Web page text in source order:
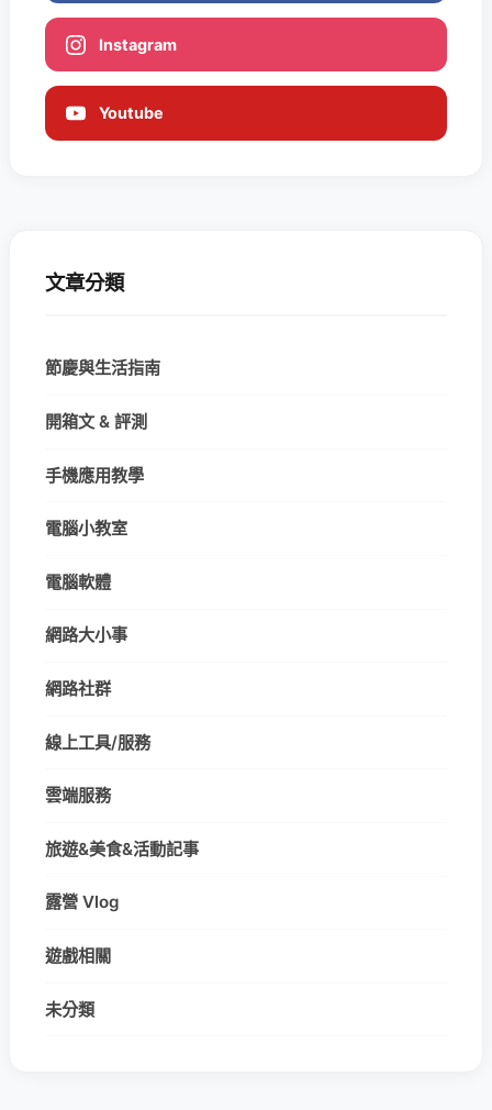
Instagram
Youtube
文章分類
節慶與生活指南
開箱文 & 評測
手機應用教學
電腦小教室
電腦軟體
網路大小事
網路社群
線上工具/服務
雲端服務
旅遊&美食&活動記事
露營 Vlog
遊戲相關
未分類